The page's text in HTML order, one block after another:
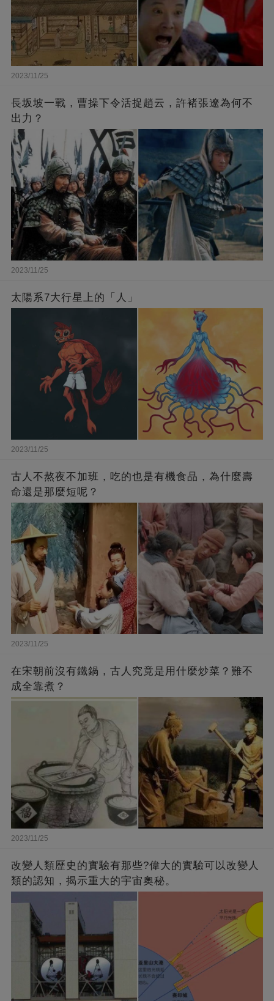
2023/11/25
長坂坡一戰，曹操下令活捉趙云，許褚張遼為何不
出力？
2023/11/25
太陽系7大行星上的「人」
2023/11/25
古人不熬夜不加班，吃的也是有機食品，為什麼壽
命還是那麼短呢？
2023/11/25
在宋朝前沒有鐵鍋，古人究竟是用什麼炒菜？難不
成全靠煮？
2023/11/25
改變人類歷史的實驗有那些?偉大的實驗可以改變人
類的認知，揭示重大的宇宙奧秘。